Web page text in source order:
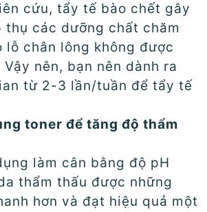
cứu, tẩy tế bào chết gây
thụ các dưỡng chất chăm
lỗ chân lông không được
nên, bạn nên dành ra
từ 2-3 lần/tuần để tẩy tế
toner để tăng độ thẩm
làm cân bằng độ pH
thẩm thấu được những
hơn và đạt hiệu quả một